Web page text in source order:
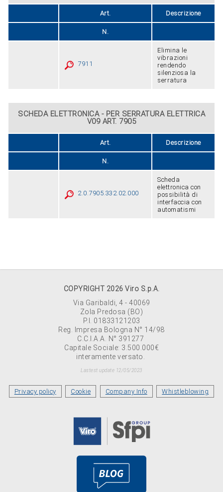
Art. Descrizione
N.
7911
Elimina le
vibrazioni
rendendo
silenziosa la
serratura
SCHEDA ELETTRONICA - PER SERRATURA ELETTRICA
V09 ART. 7905
Art. Descrizione
N.
2.0.7905.332.02.000
Scheda
elettronica con
possibilità di
interfaccia con
automatismi
COPYRIGHT 2026 Viro S.p.A.
Via Garibaldi, 4 - 40069
Zola Predosa (BO)
P.I. 01833121203
Reg. Impresa Bologna N° 14/98
C.C.I.A.A. N° 391277
Capitale Sociale: 3.500.000€
interamente versato.
Lastest update 12/05/2023
Privacy policy Cookie Company Info Whistleblowing